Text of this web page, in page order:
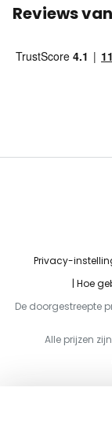
Reviews
Privacy-
Hoe
De doorgestreepte
Alle prijzen